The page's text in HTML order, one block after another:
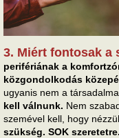
3. Miért fontosak a
perifériának a
közgondolkodás
ugyanis nem a
kell válnunk. Nem
szemével kell, hogy
szükség. SOK